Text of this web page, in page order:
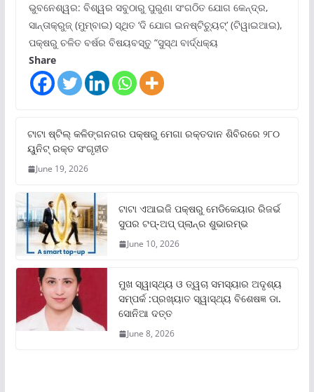
ଭୁବନେଶ୍ୱର: ବିଶ୍ୱର ସବୁଠାରୁ ପୁରୁଣା ସଂଗଠିତ ଯୋଗ କେନ୍ଦ୍ର,
ସାନ୍ତାକ୍ରୁଜ୍ (ମୁମ୍ବାଇ) ସ୍ଥିତ ‘ଦି ଯୋଗ ଇନଷ୍ଟିଚ୍ୟୁଟ୍‌’ (ଟିୱାଇଆଇ),
ପକ୍ଷରୁ ଚଳିତ ବର୍ଷର ବିଷୟବସ୍ତୁ “ସୁସ୍ଥ ବାର୍ଦ୍ଧକ୍ୟ
Share
ଟାଟା ଷ୍ଟିଲ୍‌ କଳିଙ୍ଗନଗର ପକ୍ଷରୁ ମେଗା ରକ୍ତଦାନ ଶିବିରରେ ୨୮୦
ୟୁନିଟ୍‌ ରକ୍ତ ସଂଗୃହୀତ
June 19, 2026
ଟାଟା ଏଆଇଜି ପକ୍ଷରୁ ମେଡିକେୟାର ରିଜର୍ଭ
ସୁପର ଟପ୍‌-ଅପ୍ ପ୍ଲାନ୍‌ର ଶୁଭାରମ୍ଭ
June 10, 2026
ମୁଖ ସ୍ୱାସ୍ଥ୍ୟ ଓ ତ୍ୱଚା ସମସ୍ୟାର ଅଦୃଶ୍ୟ
ସମ୍ପର୍କ :ପ୍ରଖ୍ୟାତ ସ୍ୱାସ୍ଥ୍ୟ ବିଶେଷଜ୍ଞ ଡା.
ସୋନିଆ ଦତ୍ତ
June 8, 2026